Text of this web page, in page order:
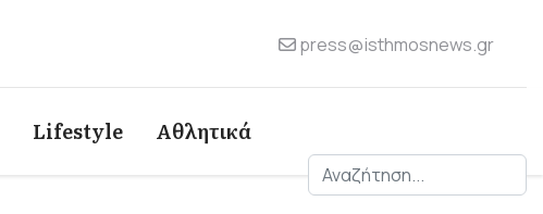
press@isthmosnews.gr
Lifestyle Αθλητικά
Αναζήτηση